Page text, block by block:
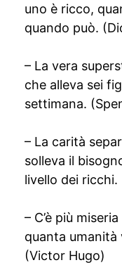
uno è ricco,
quando può.
– La vera
che alleva sei
settimana.
– La carità
solleva il
livello dei ricchi.
– C’è più
quanta umanità
(Victor Hugo)